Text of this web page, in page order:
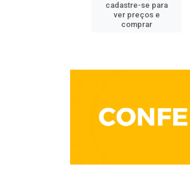
cadastre-se para
ver preços e
comprar